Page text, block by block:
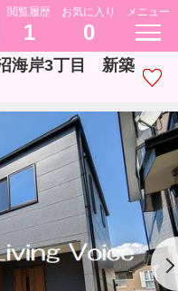
閲覧履歴
1
お気に入り
0
メニュー
沼海岸3丁目 新築